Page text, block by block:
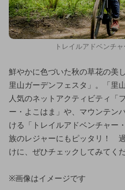
トレイルアドベンチ
鮮やかに色づいた秋の草花の美
里山ガーデンフェスタ」。「里
人気のネットアクティビティ「
ー・よこはま」や、マウンテン
ける「トレイルアドベンチャー
族のレジャーにもピッタリ！
けに、ぜひチェックしてみてく
※画像はイメージです